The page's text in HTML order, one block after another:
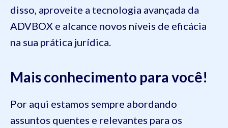
disso, aproveite a tecnologia avançada da
ADVBOX e alcance novos níveis de eficácia
na sua prática jurídica.
Mais conhecimento para você!
Por aqui estamos sempre abordando
assuntos quentes e relevantes para os